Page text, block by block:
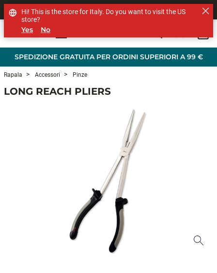
SPEDIZIONE GRATUITA PER ORDINI SUPERIORI A 99 €
SHOP OTHER BRANDS
Rapala Accessori Pinze
LONG REACH PLIERS
Hi! This is the store for Italy. Do you want to visit the US
store?
Yes No